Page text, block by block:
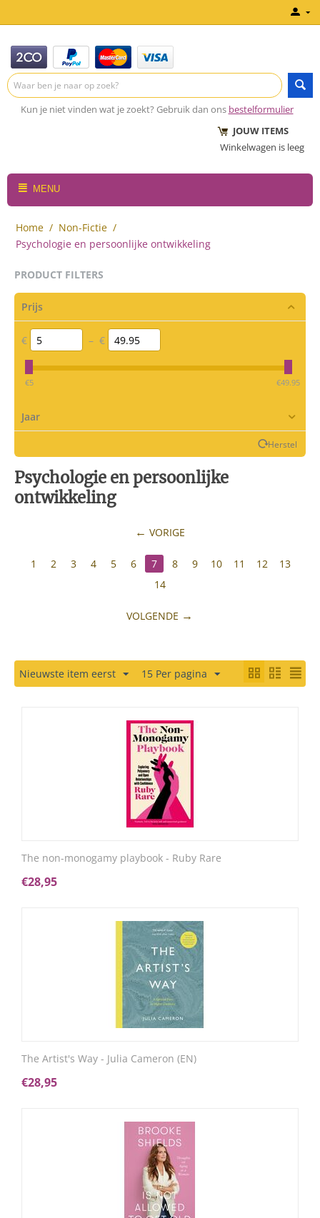
Kun je niet vinden wat je zoekt? Gebruik dan ons bestelformulier
JOUW ITEMS
Winkelwagen is leeg
MENU
Home / Non-Fictie /
Psychologie en persoonlijke ontwikkeling
PRODUCT FILTERS
Prijs
€ – €
‎€5 ‎€49.95
Jaar
Herstel
Psychologie en persoonlijke
ontwikkeling
VORIGE
1 2 3 4 5 6 7 8 9 10 11 12
13
14
VOLGENDE
Nieuwste item eerst 15 Per pagina
The non-monogamy playbook - Ruby Rare
€28,95
The Artist's Way - Julia Cameron (EN)
€28,95